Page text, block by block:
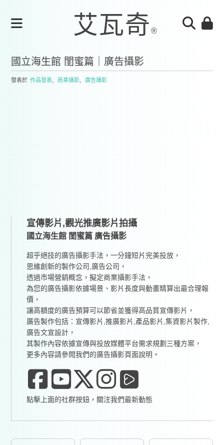
國立海生館 閨蜜篇｜廣告攝影
發表於 作品發表 商業攝影 廣告攝影
宣傳影片,觀光推廣影片拍攝
國立海生館 閨蜜篇 廣告攝影
超乎絕技的廣告攝影手法，一分鐘短片完美投放，
思維創新的製作公司,廣告公司，
透過市場營銷概念，擬定商業攝影手法，
為您的廣告攝影依據場景、影片長度與動畫精算出最合理報
價，
讓高額度的廣告預算可以節省並獲得高品質宣傳影片，
廣告製作包括：宣傳影片,推廣影片,產品影片,集資影片製作,
廣告文宣設計，
其製作內容依據宣傳與投放媒體平台需求規劃三種方案，
更多內容請參閱我們的廣告攝影頁面說明。
點擊上面的社群按鈕，關注我們最新動態